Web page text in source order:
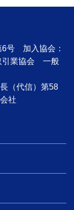
号 加入協会：
引業協会 一般
（代信）第58
社